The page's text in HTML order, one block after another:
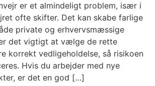
er et almindeligt problem, især i
ofte skifter. Det kan skabe farlige
private og erhvervsmæssige
det vigtigt at vælge de rette
korrekt vedligeholdelse, så risikoen
Hvis du arbejder med nye
er det en god […]